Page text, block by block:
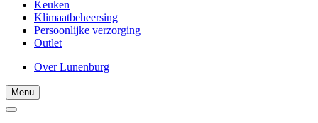
Keuken
Klimaatbeheersing
Persoonlijke verzorging
Outlet
Over Lunenburg
Menu